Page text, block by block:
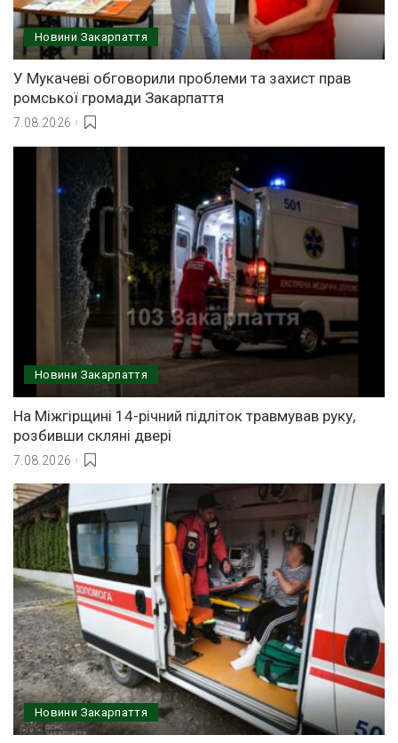
Новини Закарпаття
У Мукачеві обговорили проблеми та захист прав
ромської громади Закарпаття
7.08.2026
Новини Закарпаття
На Міжгірщині 14-річний підліток травмував руку,
розбивши скляні двері
7.08.2026
Новини Закарпаття